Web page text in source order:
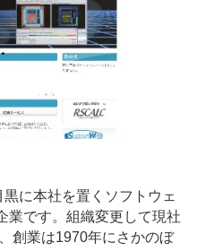
に本社を置くソフトウェ
業です。組織変更して現社
創業は1970年にさかのぼ